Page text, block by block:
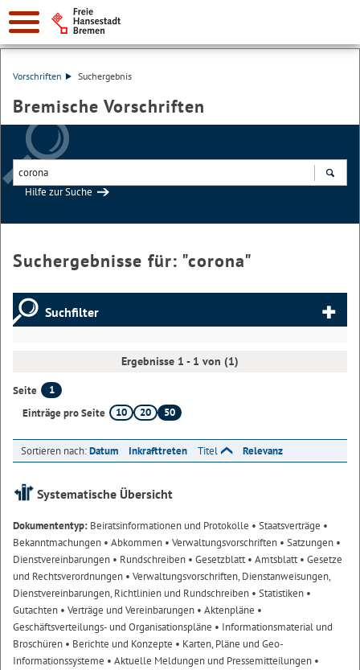
Vorschriften Suchergebnis
Bremische Vorschriften
Hilfe zur Suche
Suchergebnisse für: "corona"
Suchfilter
Ergebnisse 1 - 1 von (1)
Seite
1
Einträge pro Seite
10 20 50
Sortieren nach:Datum Inkrafttreten Titel Relevanz
Systematische Übersicht
Dokumententyp: Beiratsinformationen und Protokolle • Staatsverträge •
Bekanntmachungen • Abkommen • Verwaltungsvorschriften • Satzungen •
Dienstvereinbarungen • Rundschreiben • Gesetzblatt• Amtsblatt• Gesetze
und Rechtsverordnungen • Verwaltungsvorschriften, Dienstanweisungen,
Dienstvereinbarungen, Richtlinien und Rundschreiben • Statistiken •
Gutachten • Verträge und Vereinbarungen • Aktenpläne •
Geschäftsverteilungs- und Organisationspläne • Informationsmaterial und
Broschüren • Berichte und Konzepte • Karten, Pläne und Geo-
Informationssysteme • Aktuelle Meldungen und Pressemitteilungen •